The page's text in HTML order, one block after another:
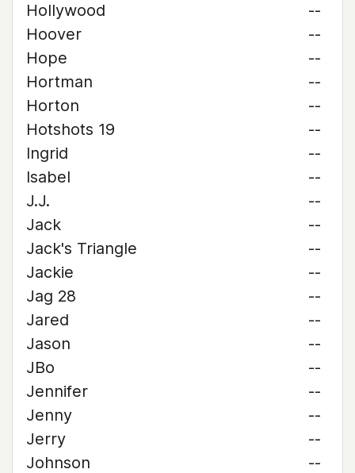
Hollywood
--
Hoover
--
Hope
--
Hortman
--
Horton
--
Hotshots 19
--
Ingrid
--
Isabel
--
J.J.
--
Jack
--
Jack's Triangle
--
Jackie
--
Jag 28
--
Jared
--
Jason
--
JBo
--
Jennifer
--
Jenny
--
Jerry
--
Johnson
--